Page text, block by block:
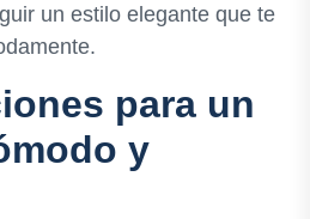
un estilo elegante que te
para un
y